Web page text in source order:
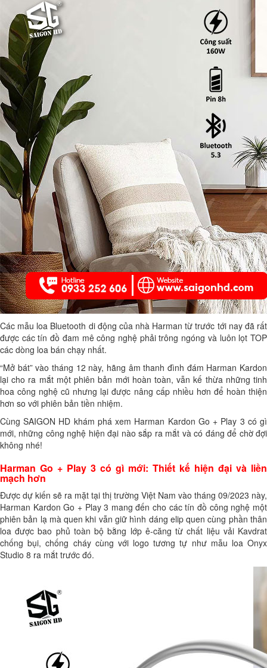
Các mẫu loa Bluetooth di động của nhà Harman từ trước tới nay đã rất
được các tín đồ đam mê công nghệ phải trông ngóng và luôn lọt TOP
các dòng loa bán chạy nhất.
“Mở bát” vào tháng 12 này, hãng âm thanh đình đám Harman Kardon
lại cho ra mắt một phiên bản mới hoàn toàn, vẫn kế thừa những tinh
hoa công nghệ cũ nhưng lại được nâng cấp nhiều hơn để hoàn thiện
hơn so với phiên bản tiền nhiệm.
Cùng SAIGON HD khám phá xem Harman Kardon Go + Play 3 có gì
mới, những công nghệ hiện đại nào sắp ra mắt và có đáng để chờ đợi
không nhé!
Harman Go + Play 3 có gì mới: Thiết kế hiện đại và liền
mạch hơn
Được dự kiến sẽ ra mặt tại thị trường Việt Nam vào tháng 09/2023 này,
Harman Kardon Go + Play 3 mang đến cho các tín đồ công nghệ một
phiên bản lạ mà quen khi vẫn giữ hình dáng elip quen cùng phần thân
loa được bao phủ toàn bộ bằng lớp ê-căng từ chất liệu vải Kavdrat
chống bụi, chống cháy cùng với logo tương tự như mẫu loa Onyx
Studio 8 ra mắt trước đó.